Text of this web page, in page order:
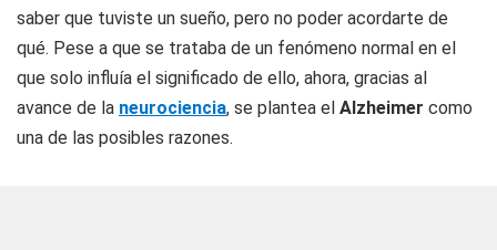
saber que tuviste un sueño, pero no poder acordarte de
qué. Pese a que se trataba de un fenómeno normal en el
que solo influía el significado de ello, ahora, gracias al
avance de la neurociencia, se plantea el Alzheimer como
una de las posibles razones.